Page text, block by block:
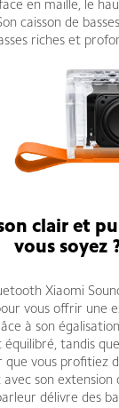
en maille, le
caisson de
riches et
clair et
vous soyez
Xiaomi
vous offrir une
à son
tandis que
vous profitiez
son extension
délivre des